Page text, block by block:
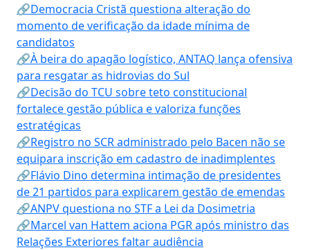
🔗Democracia Cristã questiona alteração do
momento de verificação da idade mínima de
candidatos
🔗À beira do apagão logístico, ANTAQ lança ofensiva
para resgatar as hidrovias do Sul
🔗Decisão do TCU sobre teto constitucional
fortalece gestão pública e valoriza funções
estratégicas
🔗Registro no SCR administrado pelo Bacen não se
equipara inscrição em cadastro de inadimplentes
🔗Flávio Dino determina intimação de presidentes
de 21 partidos para explicarem gestão de emendas
🔗ANPV questiona no STF a Lei da Dosimetria
🔗Marcel van Hattem aciona PGR após ministro das
Relações Exteriores faltar audiência